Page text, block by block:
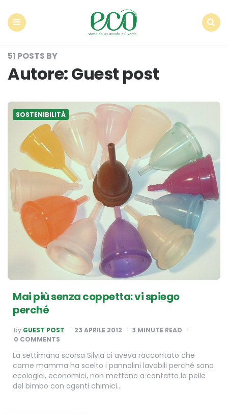
51 POSTS BY
Autore:Guest post
SOSTENIBILITÀ
Mai più senza coppetta: vi spiego
perché
POSTED
BY
by GUEST POST 23 APRILE 2012 3 MINUTE READ
0 COMMENTS
La settimana scorsa Silvia ci aveva raccontato che
come mamma ha scelto i pannolini lavabili perché sono
ecologici, economici, non mettono a contatto la pelle
del bimbo con agenti chimici…